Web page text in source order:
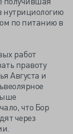
нутрициологию
по питанию в
работ
правоту
Августа и
что Бор
через